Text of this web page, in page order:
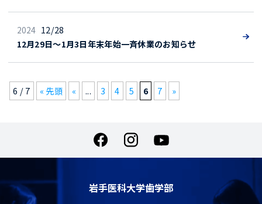
2024 12/28
12月29日～1月3日年末年始一斉休業のお知らせ
6 / 7 « 先頭 « ... 3 4 5 6 7 »
岩手医科大学歯学部